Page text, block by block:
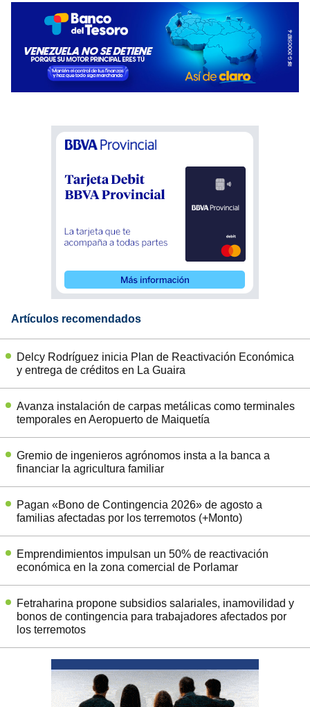
Artículos recomendados
Delcy Rodríguez inicia Plan de Reactivación Económica
y entrega de créditos en La Guaira
Avanza instalación de carpas metálicas como terminales
temporales en Aeropuerto de Maiquetía
Gremio de ingenieros agrónomos insta a la banca a
financiar la agricultura familiar
Pagan «Bono de Contingencia 2026» de agosto a
familias afectadas por los terremotos (+Monto)
Emprendimientos impulsan un 50% de reactivación
económica en la zona comercial de Porlamar
Fetraharina propone subsidios salariales, inamovilidad y
bonos de contingencia para trabajadores afectados por
los terremotos